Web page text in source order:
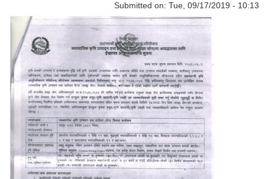
Submitted on: Tue, 09/17/2019 - 10:13